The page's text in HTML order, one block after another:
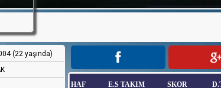
(22 yaşında)
HAF E.S TAKIM SKOR